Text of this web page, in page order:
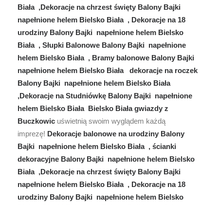
Biała ,Dekoracje na chrzest święty Balony Bajki
napełnione helem Bielsko Biała , Dekoracje na 18
urodziny Balony Bajki napełnione helem Bielsko
Biała , Słupki Balonowe Balony Bajki napełnione
helem Bielsko Biała , Bramy balonowe Balony Bajki
napełnione helem Bielsko Biała dekoracje na roczek
Balony Bajki napełnione helem Bielsko Biała
,Dekoracje na Studniówkę Balony Bajki napełnione
helem Bielsko Biała Bielsko Biała gwiazdy z
Buczkowic uświetnią swoim wyglądem każdą
imprezę! Dekoracje balonowe na urodziny Balony
Bajki napełnione helem Bielsko Biała , ścianki
dekoracyjne Balony Bajki napełnione helem Bielsko
Biała ,Dekoracje na chrzest święty Balony Bajki
napełnione helem Bielsko Biała , Dekoracje na 18
urodziny Balony Bajki napełnione helem Bielsko